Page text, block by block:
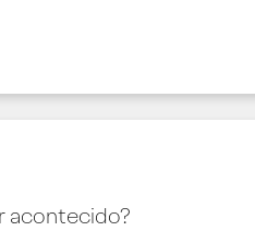
acontecido?